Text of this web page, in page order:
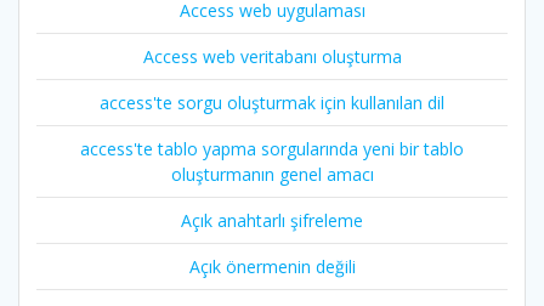
Access web uygulaması
Access web veritabanı oluşturma
access'te sorgu oluşturmak için kullanılan dil
access'te tablo yapma sorgularında yeni bir tablo
oluşturmanın genel amacı
Açık anahtarlı şifreleme
Açık önermenin değili